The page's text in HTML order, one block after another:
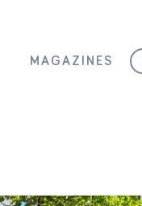
MAGAZINES